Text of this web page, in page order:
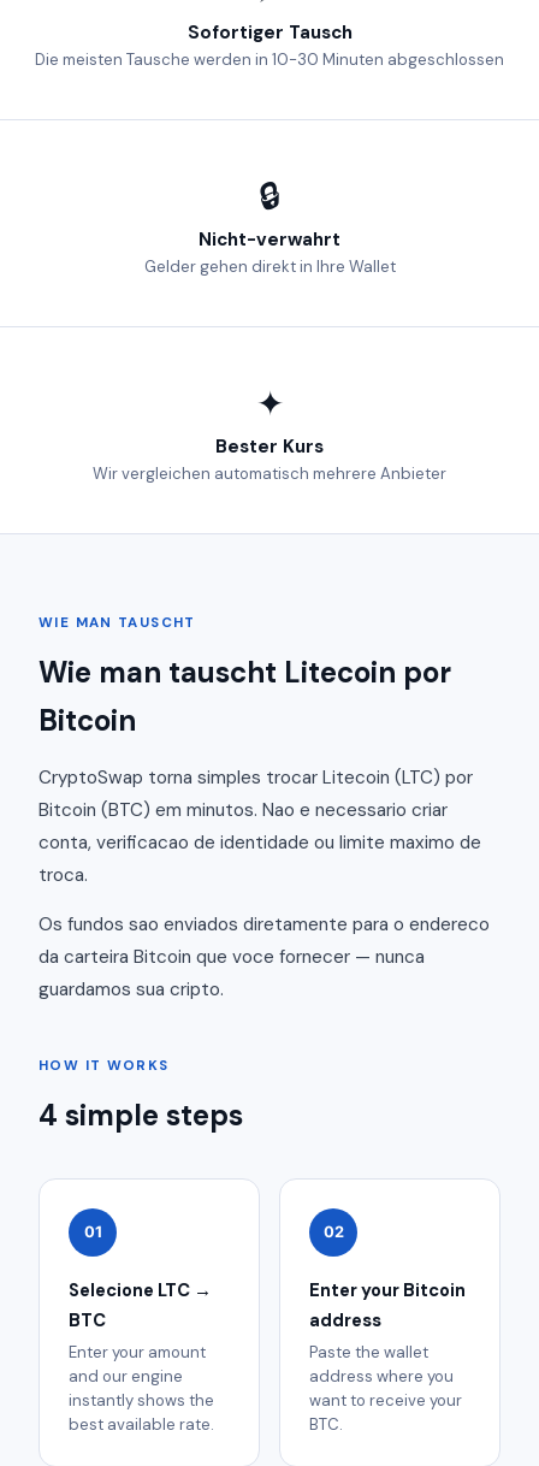
Sofortiger Tausch
Die meisten Tausche werden in 10-30 Minuten abgeschlossen
🔒
Nicht-verwahrt
Gelder gehen direkt in Ihre Wallet
✦
Bester Kurs
Wir vergleichen automatisch mehrere Anbieter
WIE MAN TAUSCHT
Wie man tauscht Litecoin por
Bitcoin
CryptoSwap torna simples trocar Litecoin (LTC) por
Bitcoin (BTC) em minutos. Nao e necessario criar
conta, verificacao de identidade ou limite maximo de
troca.
Os fundos sao enviados diretamente para o endereco
da carteira Bitcoin que voce fornecer — nunca
guardamos sua cripto.
HOW IT WORKS
4 simple steps
01
Selecione LTC →
BTC
Enter your amount
and our engine
instantly shows the
best available rate.
02
Enter your Bitcoin
address
Paste the wallet
address where you
want to receive your
BTC.